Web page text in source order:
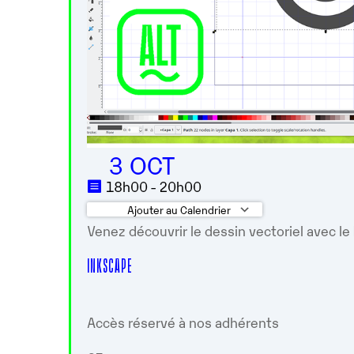
3 OCT
18h00 - 20h00
Ajouter au Calendrier
Télécharger ICS Calendrier
Venez découvrir le dessin vectoriel avec le
INKSCAPE
Accès réservé à nos adhérents